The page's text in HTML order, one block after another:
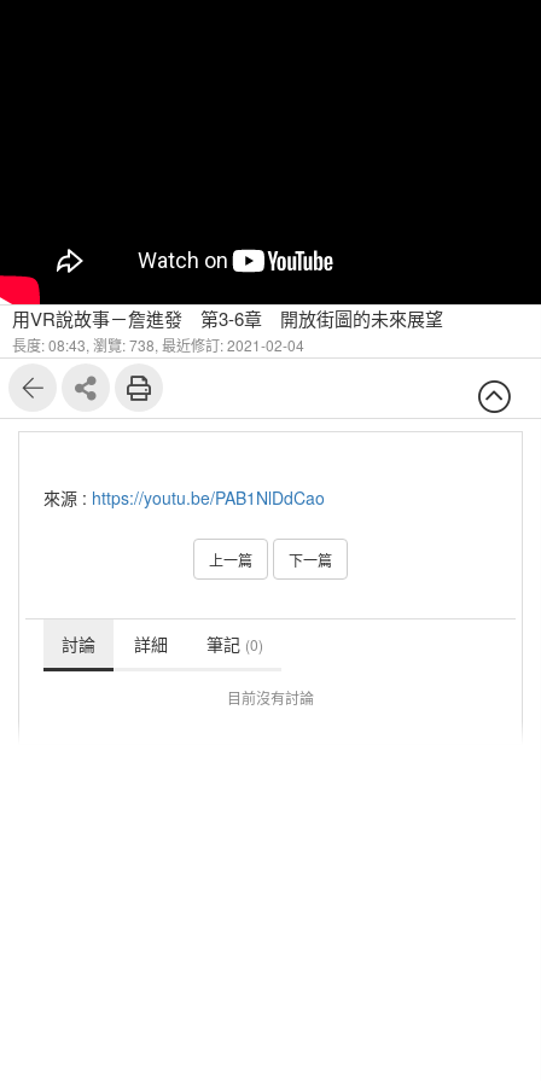
用VR說故事－詹進發 第3-6章 開放街圖的未來展望
長度: 08:43, 瀏覽: 738, 最近修訂: 2021-02-04
來源 : https://youtu.be/PAB1NlDdCao
上一篇 下一篇
討論 詳細 筆記 (0)
目前沒有討論